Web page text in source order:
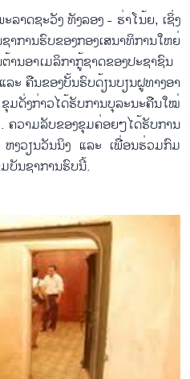
ລາດ​ຊະ​ວັງ ທັງ​ລອງ - ຮ່າ​ໂນ້ຍ, ເຊິ່ງ​
ານ​ຮົບ​ຂອງກອງ​ເສ​ນາ​ທິ​ການ​ໃຫ​ຍ່
ນ​ອາ​ເມ​ລິ​ກາ​ກູ້​ຊາດ​ຂອງ​ປະ​ຊາ​ຊົນ​
ະ ​ຄືນ​ຂອງ​ບັ້ນ​ຮົບ​ດ້ຽນ​ບຽນ​ຝູ​ທາງ​ອາ​
ມ​ດັ່ງ​ກ່າວ​ໄດ້​ຮັບ​ການ​ບຸ​ລະ​ນະ​ຄືນ​ໃໝ່​
ຄວາມ​ລັບ​ຂອງ​ຂຸມຄ່ອຍໆ​ໄດ້​ຮັບ​ການ​
ຫງວຽນ​ວັນ​ນິງ ແລະ ເພື່ອນ​ຮ່ວມ​ກົມ​
ບັນ​ຊາ​ການ​ຮົບ​ນີ້.